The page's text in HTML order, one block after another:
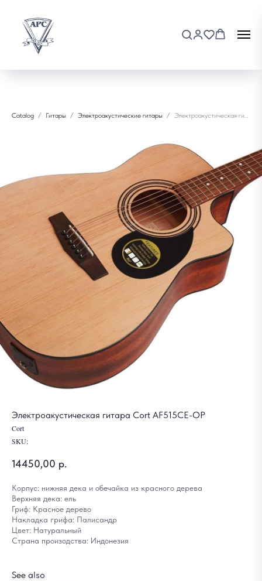
Catalog Гитары Электроакустические гитары Электроакустическая гитара Cort AF515CЕ-OP
Электроакустическая гитара Cort AF515CЕ-OP
Cort
SKU:
14450,00 р.
Корпус: нижняя дека и обечайка из красного дерева
Верхняя дека: ель
Гриф: Красное дерево
Накладка грифа: Палисандр
Цвет: Натуральный
Страна произодства: Индонезия
See also